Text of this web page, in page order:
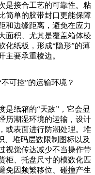
是接合工艺的可靠性。粘
简单的胶带封口更能保障
和边缘距离，避免在应力
面积、尤其是覆盖箱体棱
化纸板，形成“隐形”的薄
主要承重棱边。
可控”的运输环境？
是纸箱的“天敌”，它会显
历潮湿环境的运输，设计
或表面进行防潮处理。堆
、堆码层数限制图标以及
视觉传达减少不当操作带
柜、托盘尺寸的模数化匹
免因频繁移位、碰撞产生